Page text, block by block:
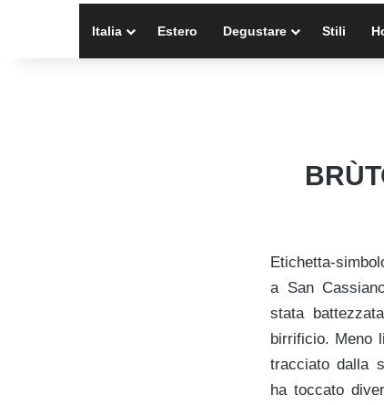
Italia Estero Degustare Stili
Etichetta-
a San
stata
birrificio. Meno
tracciato dalla
ha toccato